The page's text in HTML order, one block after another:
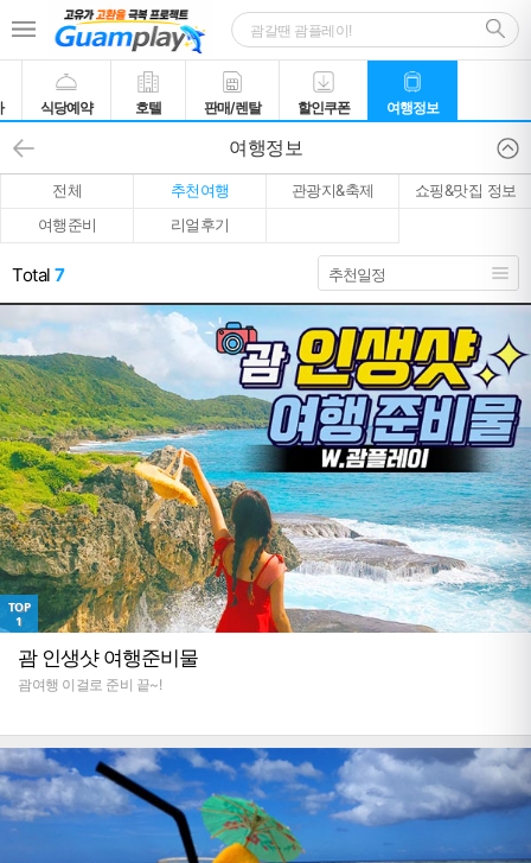
식당예약 호텔 판매/렌탈 할인쿠폰 여행정보
여행정보
전체 추천여행 관광지&축제
쇼핑&맛집 정보
여행준비
리얼후기
Total 7
TOP
1
괌 인생샷 여행준비물
괌여행 이걸로 준비 끝~!